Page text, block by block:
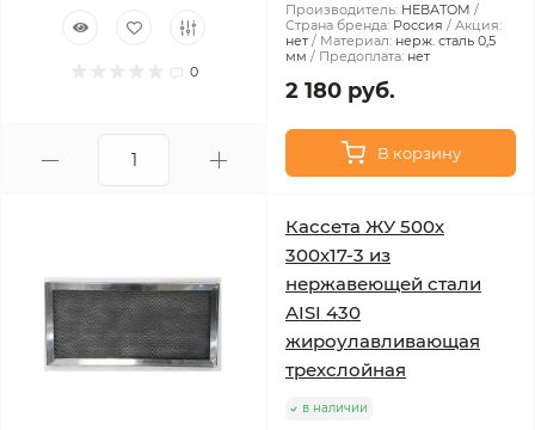
0
Производитель: НЕВАТОМ
Страна бренда: Россия
Акция:
нет
Материал: нерж. сталь 0,5
мм
Предоплата: нет
2 180 руб.
В корзину
Кассета ЖУ 500х
300х17-3 из
нержавеющей стали
AISI 430
жироулавливающая
трехслойная
в наличии